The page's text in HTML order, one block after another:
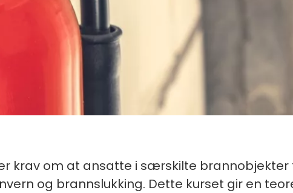
krav om at ansatte i særskilte
og brannslukking. Dette kurset gir en